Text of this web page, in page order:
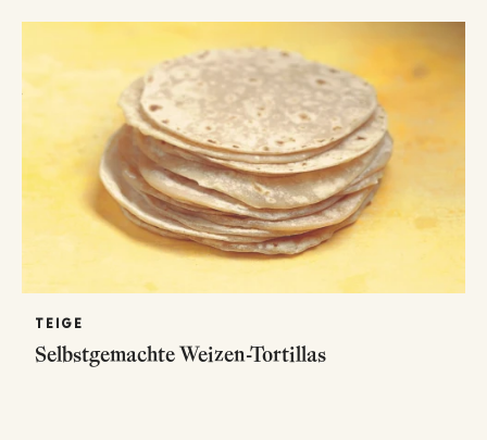
TEIGE
Selbstgemachte Weizen-Tortillas